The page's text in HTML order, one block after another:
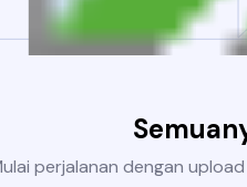
perjalanan dengan